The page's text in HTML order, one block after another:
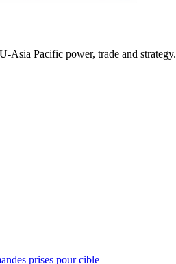
Asia Pacific power, trade and strategy.
prises pour cible